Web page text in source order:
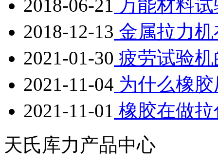
2018-06-21 万能材料
2018-12-13 金属拉力
2021-01-30 疲劳试验
2021-11-04 为什么橡
2021-11-01 橡胶在做
天氏库力产品中心